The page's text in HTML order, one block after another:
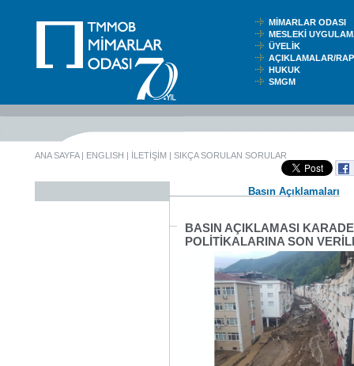
MİMARLAR ODASI
MESLEKİ
ÜYELİK
AÇIKLAMALAR/
HUKUK
SMGM
ANA SAYFA| ENGLISH | İLETİŞİM | SIKÇA SORULAN SORULAR
Basın Açıklamaları
BASIN AÇIKLAMASI
POLİTİKALARINA SON